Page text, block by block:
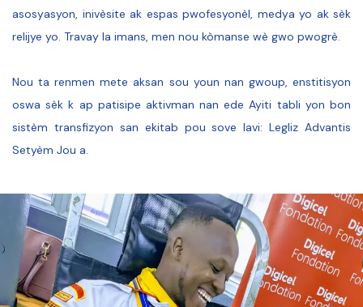
asosyasyon, inivèsite ak espas pwofesyonèl, medya yo ak sèk
relijye yo. Travay la imans, men nou kòmanse wè gwo pwogrè.
Nou ta renmen mete aksan sou youn nan gwoup, enstitisyon
oswa sèk k ap patisipe aktivman nan ede Ayiti tabli yon bon
sistèm transfizyon san ekitab pou sove lavi: Legliz Advantis
Setyèm Jou a.